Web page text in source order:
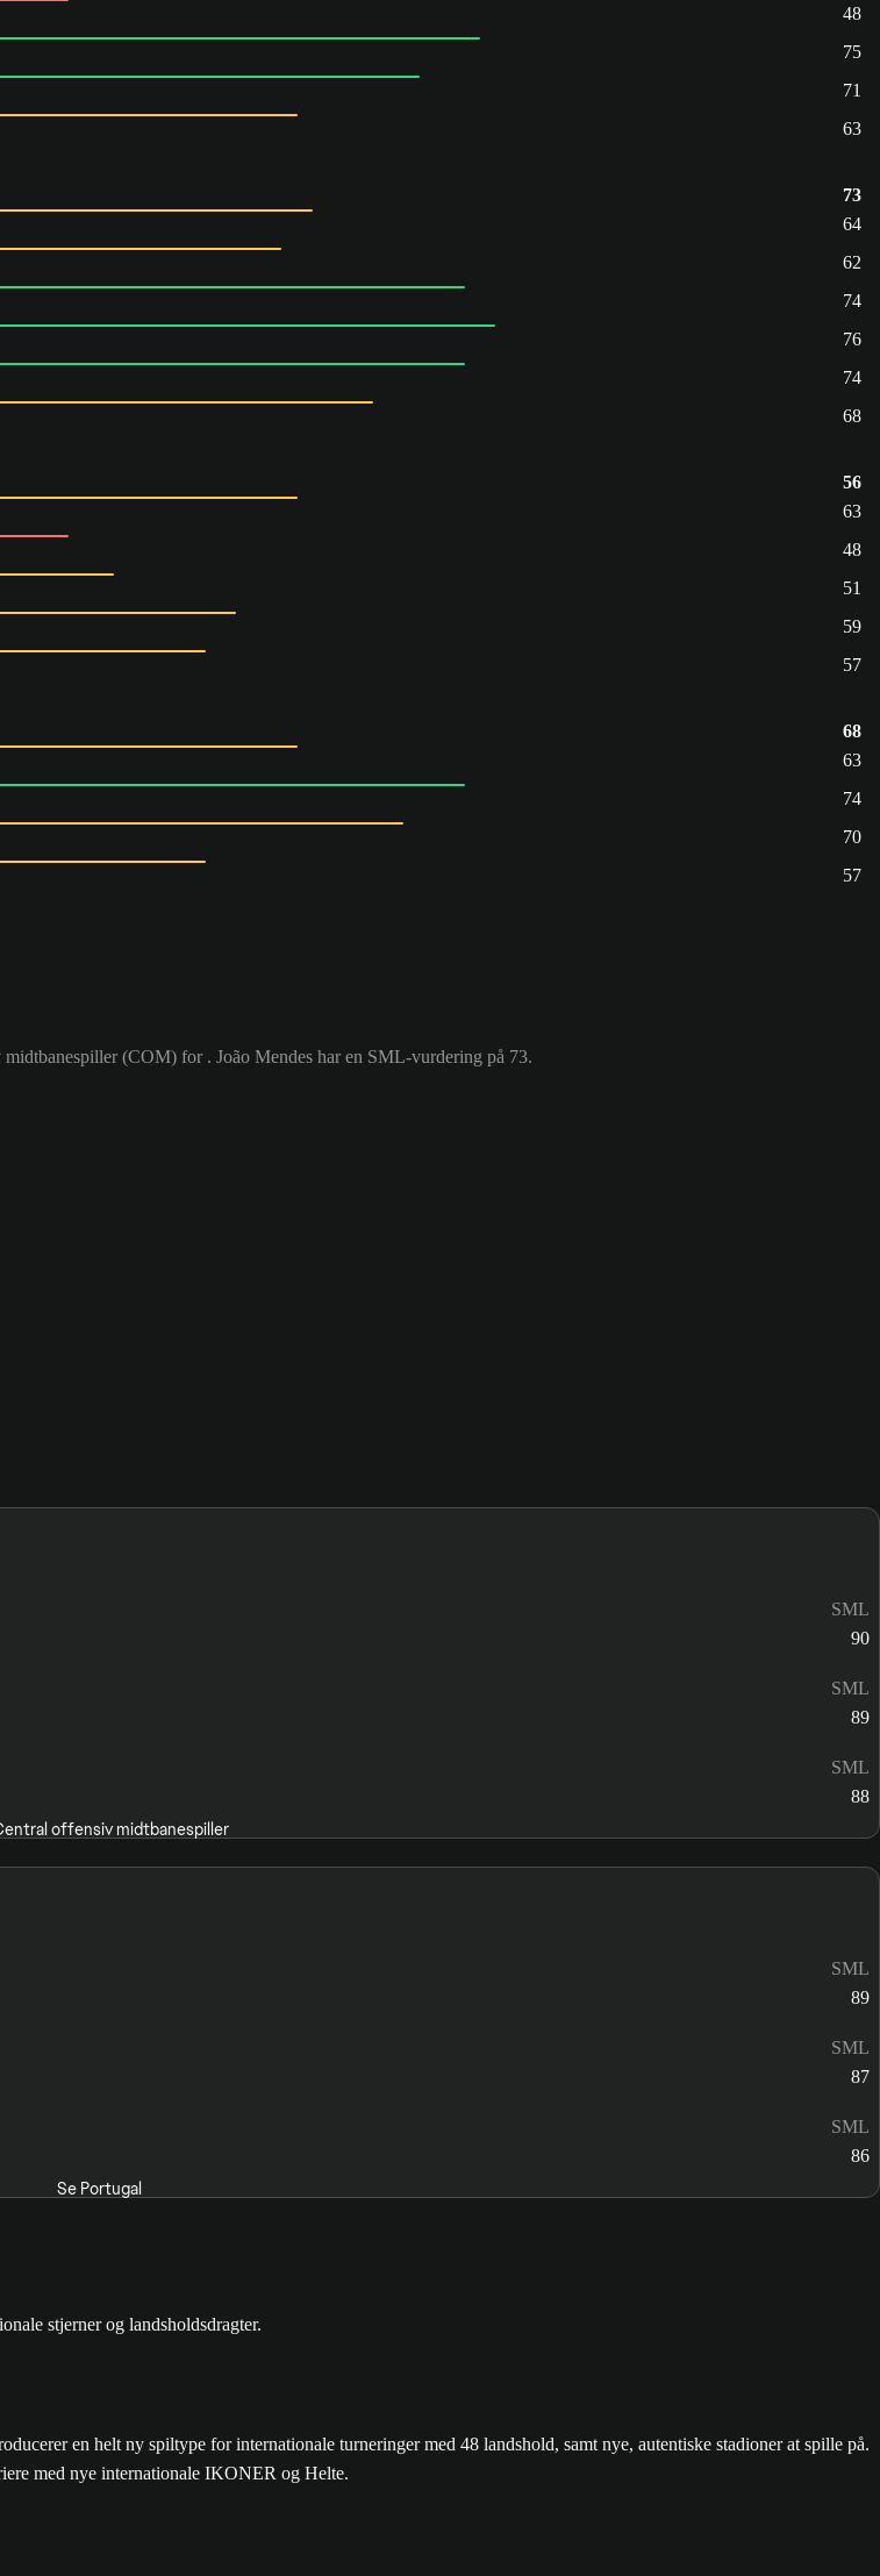
48
75
71
63
73
64
62
74
76
74
68
56
63
48
51
59
57
68
63
74
70
57
(COM) for . João Mendes har en SML-vurdering på 73.
SML
90
SML
89
SML
88
offensiv midtbanespiller
SML
89
SML
87
SML
86
Se Portugal
en helt ny spiltype for internationale turneringer med 48 landshold, samt nye, autentiske stadioner at spille på.
med nye internationale IKONER og Helte.